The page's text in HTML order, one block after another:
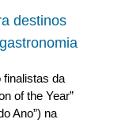
destinos
finalistas da
of the Year”
Ano”) na